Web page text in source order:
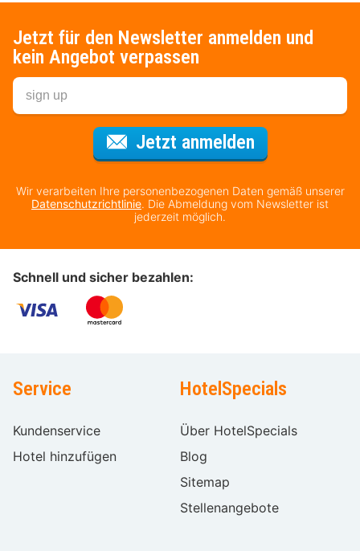
Jetzt für den Newsletter anmelden und
kein Angebot verpassen
Jetzt anmeldenFür den
Wir verarbeiten Ihre personenbezogenen Daten gemäß unserer
Datenschutzrichtlinie. Die Abmeldung vom Newsletter ist
jederzeit möglich.
Schnell und sicher bezahlen:
Service
Kundenservice
Hotel hinzufügen
HotelSpecials
Über HotelSpecials
Blog
Sitemap
Stellenangebote